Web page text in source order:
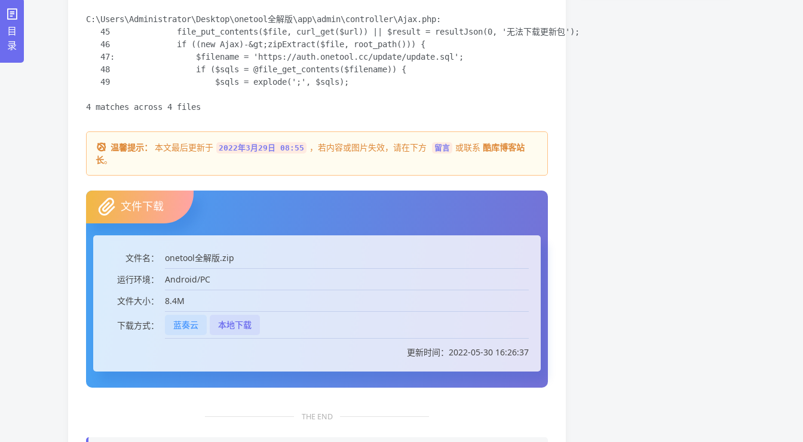
C:\Users\Administrator\Desktop\onetool全解版\app\admin\controller\Ajax.php:
   45              file_put_contents($file, curl_get($url)) || $result = resultJson(0, '无法下载更新包');
   46              if ((new Ajax)-&gt;zipExtract($file, root_path())) {
   47:                 $filename = 'https://auth.onetool.cc/update/update.sql';
   48                  if ($sqls = @file_get_contents($filename)) {
   49                      $sqls = explode(';', $sqls);
4 matches across 4 files
温馨提示： 本文最后更新于 2022年3月29日 08:55 ，若内容或图片失效，请在下方 留言 或联系 酷库博客站
长。
文件下载
文件名：
onetool全解版.zip
运行环境：
Android/PC
文件大小：
8.4M
下载方式： 蓝奏云 本地下载
更新时间：2022-05-30 16:26:37
THE END
目
录